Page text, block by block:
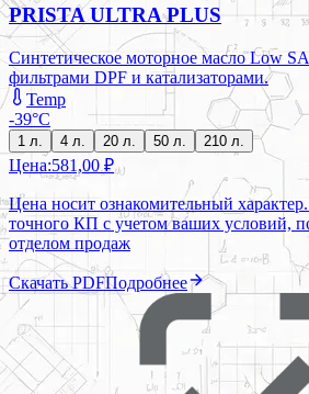
PRISTA ULTRA PLUS
Синтетическое моторное масло Low
фильтрами DPF и катализаторами.
Temp
-39°C
1 л. 4 л. 20 л. 50 л. 210 л.
Цена:581,00 ₽
Цена носит ознакомительный
точного КП с учетом ваших условий,
отделом продаж
Скачать PDFПодробнее